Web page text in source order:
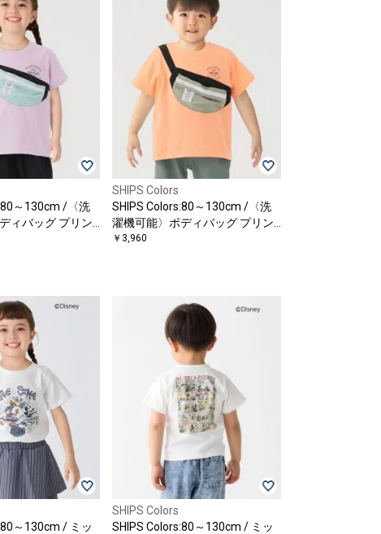
～130cm /〈洗
ィバッグ プリン
SHIPS Colors
SHIPS Colors:80～130cm /〈洗
濯機可能〉ボディバッグ プリン
ト Tシャツ
￥3,960
～130cm / ミッ
SHIPS Colors
SHIPS Colors:80～130cm / ミッ